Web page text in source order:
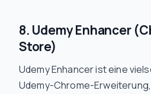
8. Udemy Enhancer
Store)
Udemy Enhancer ist eine
Udemy-Chrome-